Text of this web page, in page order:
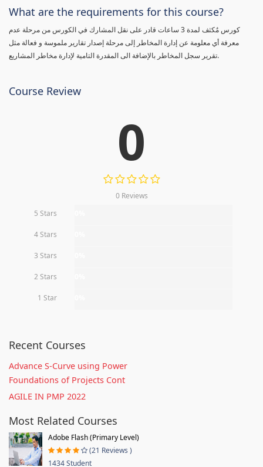
What are the requirements for this course?
كورس مٌكثف لمدة 3 ساعات قادر على نقل المشارك في الكورس من مرحلة عدم
معرفة أي معلومة عن إدارة المخاطر إلى مرحلة إصدار تقارير ملموسة و فعالة مثل
تقرير سجل المخاطر بالإضافة الى المقدرة التامية لإدارة مخاطر المشاريع.
Course Review
0
0 Reviews
5 Stars
4 Stars
3 Stars
2 Stars
1 Star
Recent Courses
Advance S-Curve using Power
Foundations of Projects Cont
AGILE IN PMP 2022
Most Related Courses
Adobe Flash (Primary Level)
(21 Reviews )
1434 Student